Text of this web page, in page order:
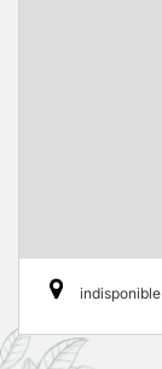
indisponible